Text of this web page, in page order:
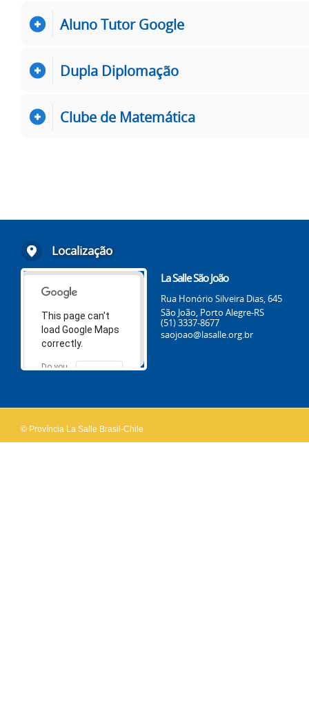
Aluno Tutor Google
Dupla Diplomação
Clube de Matemática
Localização
This page can't
load Google Maps
correctly.
Do you
OK
La Salle São João
Rua Honório Silveira Dias, 645
São João, Porto Alegre-RS
(51) 3337-8677
saojoao@lasalle.org.br
© Província La Salle Brasil-Chile